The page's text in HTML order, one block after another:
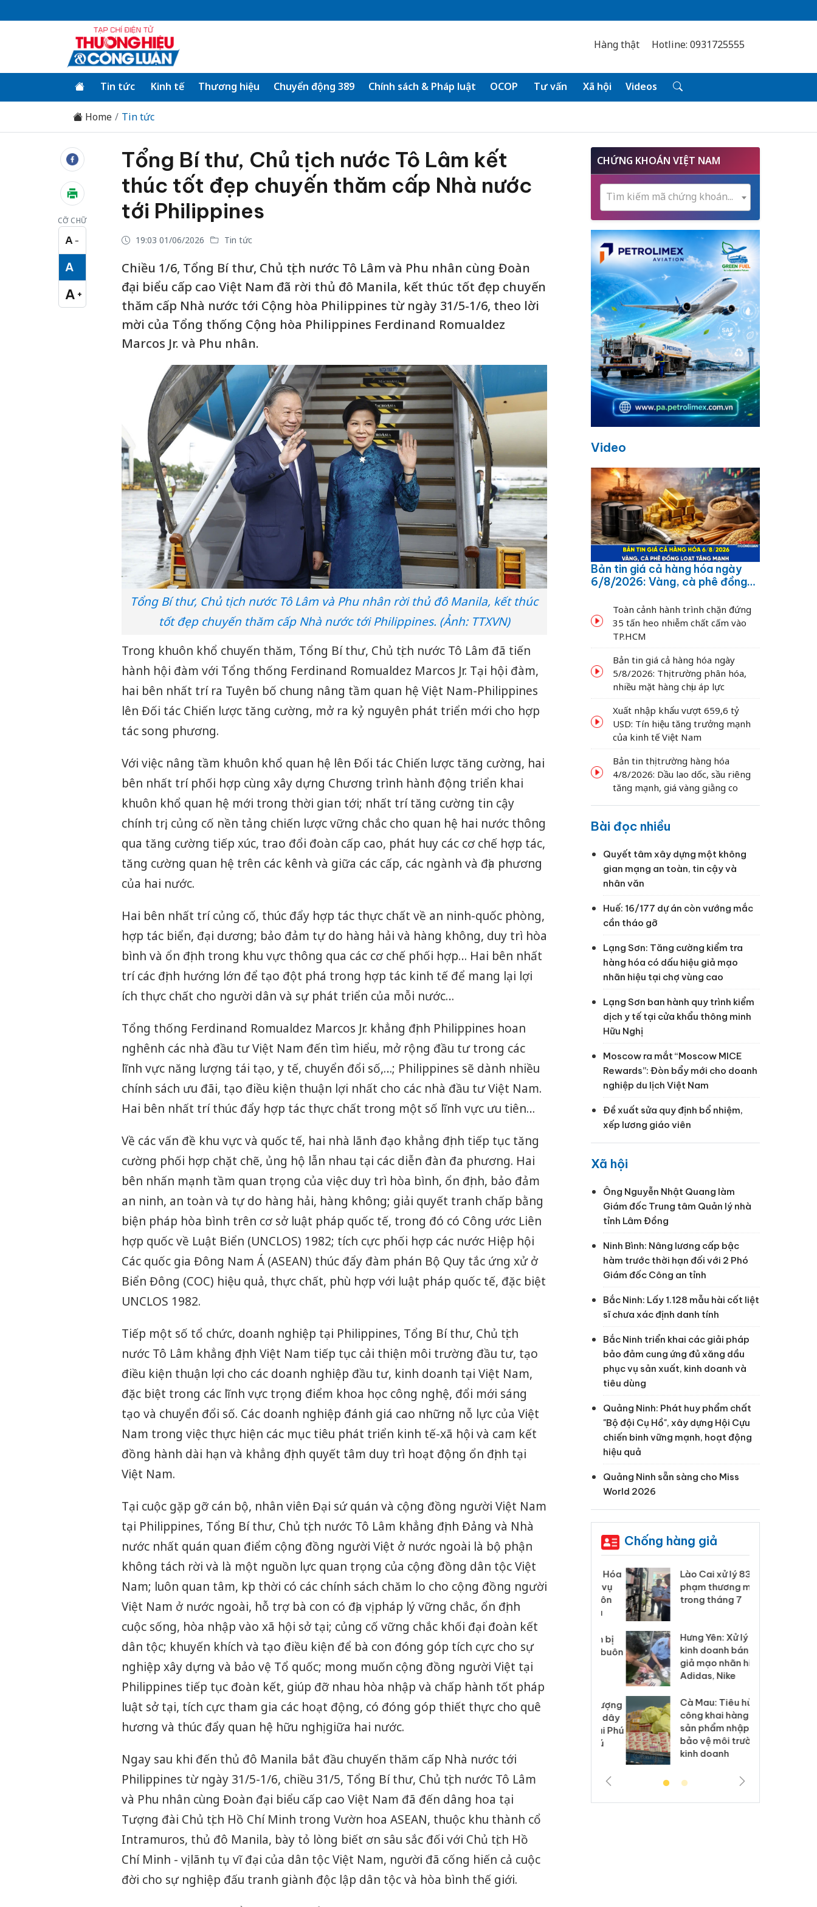
Hàng thật Hotline: 0931725555
Tin tức Kinh tế Thương hiệu Chuyển động 389 Chính sách & Pháp luật OCOP Tư vấn Xã hội Videos
Home Tin tức
CỠ CHỮ
A −
Cỡ chữ nhỏ
A
Cỡ chữ vừa
A +
Cỡ chữ lớn
Tổng Bí thư, Chủ tịch nước Tô Lâm kết
thúc tốt đẹp chuyến thăm cấp Nhà nước
tới Philippines
19:03 01/06/2026 Tin tức
Chiều 1/6, Tổng Bí thư, Chủ tịch nước Tô Lâm và Phu nhân cùng Đoàn
đại biểu cấp cao Việt Nam đã rời thủ đô Manila, kết thúc tốt đẹp chuyến
thăm cấp Nhà nước tới Cộng hòa Philippines từ ngày 31/5-1/6, theo lời
mời của Tổng thống Cộng hòa Philippines Ferdinand Romualdez
Marcos Jr. và Phu nhân.
Tổng Bí thư, Chủ tịch nước Tô Lâm và Phu nhân rời thủ đô Manila, kết thúc
tốt đẹp chuyến thăm cấp Nhà nước tới Philippines. (Ảnh: TTXVN)
Trong khuôn khổ chuyến thăm, Tổng Bí thư, Chủ tịch nước Tô Lâm đã tiến
hành hội đàm với Tổng thống Ferdinand Romualdez Marcos Jr. Tại hội đàm,
hai bên nhất trí ra Tuyên bố chung nâng tầm quan hệ Việt Nam-Philippines
lên Đối tác Chiến lược tăng cường, mở ra kỷ nguyên phát triển mới cho hợp
tác song phương.
Với việc nâng tầm khuôn khổ quan hệ lên Đối tác Chiến lược tăng cường, hai
bên nhất trí phối hợp cùng xây dựng Chương trình hành động triển khai
khuôn khổ quan hệ mới trong thời gian tới; nhất trí tăng cường tin cậy
chính trị, củng cố nền tảng chiến lược vững chắc cho quan hệ hai nước thông
qua tăng cường tiếp xúc, trao đổi đoàn cấp cao, phát huy các cơ chế hợp tác,
tăng cường quan hệ trên các kênh và giữa các cấp, các ngành và địa phương
của hai nước.
Hai bên nhất trí củng cố, thúc đẩy hợp tác thực chất về an ninh-quốc phòng,
hợp tác biển, đại dương; bảo đảm tự do hàng hải và hàng không, duy trì hòa
bình và ổn định trong khu vực thông qua các cơ chế phối hợp… Hai bên nhất
trí các định hướng lớn để tạo đột phá trong hợp tác kinh tế để mang lại lợi
ích thực chất cho người dân và sự phát triển của mỗi nước…
Tổng thống Ferdinand Romualdez Marcos Jr. khẳng định Philippines hoan
nghênh các nhà đầu tư Việt Nam đến tìm hiểu, mở rộng đầu tư trong các
lĩnh vực năng lượng tái tạo, y tế, chuyển đổi số,…; Philippines sẽ dành nhiều
chính sách ưu đãi, tạo điều kiện thuận lợi nhất cho các nhà đầu tư Việt Nam.
Hai bên nhất trí thúc đẩy hợp tác thực chất trong một số lĩnh vực ưu tiên…
Về các vấn đề khu vực và quốc tế, hai nhà lãnh đạo khẳng định tiếp tục tăng
cường phối hợp chặt chẽ, ủng hộ lẫn nhau tại các diễn đàn đa phương. Hai
bên nhấn mạnh tầm quan trọng của việc duy trì hòa bình, ổn định, bảo đảm
an ninh, an toàn và tự do hàng hải, hàng không; giải quyết tranh chấp bằng
biện pháp hòa bình trên cơ sở luật pháp quốc tế, trong đó có Công ước Liên
hợp quốc về Luật Biển (UNCLOS) 1982; tích cực phối hợp các nước Hiệp hội
Các quốc gia Đông Nam Á (ASEAN) thúc đẩy đàm phán Bộ Quy tắc ứng xử ở
Biển Đông (COC) hiệu quả, thực chất, phù hợp với luật pháp quốc tế, đặc biệt
UNCLOS 1982.
Tiếp một số tổ chức, doanh nghiệp tại Philippines, Tổng Bí thư, Chủ tịch
nước Tô Lâm khẳng định Việt Nam tiếp tục cải thiện môi trường đầu tư, tạo
điều kiện thuận lợi cho các doanh nghiệp đầu tư, kinh doanh tại Việt Nam,
đặc biệt trong các lĩnh vực trọng điểm khoa học công nghệ, đổi mới sáng
tạo và chuyển đổi số. Các doanh nghiệp đánh giá cao những nỗ lực của Việt
Nam trong việc thực hiện các mục tiêu phát triển kinh tế-xã hội và cam kết
đồng hành dài hạn và khẳng định quyết tâm duy trì hoạt động ổn định tại
Việt Nam.
Tại cuộc gặp gỡ cán bộ, nhân viên Đại sứ quán và cộng đồng người Việt Nam
tại Philippines, Tổng Bí thư, Chủ tịch nước Tô Lâm khẳng định Đảng và Nhà
nước nhất quán quan điểm cộng đồng người Việt ở nước ngoài là bộ phận
không tách rời và là một nguồn lực quan trọng của cộng đồng dân tộc Việt
Nam; luôn quan tâm, kịp thời có các chính sách chăm lo cho cộng đồng người
Việt Nam ở nước ngoài, hỗ trợ bà con có địa vị pháp lý vững chắc, ổn định
cuộc sống, hòa nhập vào xã hội sở tại; củng cố vững chắc khối đại đoàn kết
dân tộc; khuyến khích và tạo điều kiện để bà con đóng góp tích cực cho sự
nghiệp xây dựng và bảo vệ Tổ quốc; mong muốn cộng đồng người Việt tại
Philippines tiếp tục đoàn kết, giúp đỡ nhau hòa nhập và chấp hành tốt pháp
luật sở tại, tích cực tham gia các hoạt động, có đóng góp thiết thực cho quê
hương và thúc đẩy quan hệ hữu nghị giữa hai nước.
Ngay sau khi đến thủ đô Manila bắt đầu chuyến thăm cấp Nhà nước tới
Philippines từ ngày 31/5-1/6, chiều 31/5, Tổng Bí thư, Chủ tịch nước Tô Lâm
và Phu nhân cùng Đoàn đại biểu cấp cao Việt Nam đã đến dâng hoa tại
Tượng đài Chủ tịch Hồ Chí Minh trong Vườn hoa ASEAN, thuộc khu thành cổ
Intramuros, thủ đô Manila, bày tỏ lòng biết ơn sâu sắc đối với Chủ tịch Hồ
Chí Minh - vị lãnh tụ vĩ đại của dân tộc Việt Nam, người đã cống hiến cả cuộc
đời cho sự nghiệp đấu tranh giành độc lập dân tộc và hòa bình thế giới.
CHỨNG KHOÁN VIỆT NAM
Tìm kiếm mã chứng khoán...
Video
Bản tin giá cả hàng hóa ngày
6/8/2026: Vàng, cà phê đồng
Toàn cảnh hành trình chặn đứng
35 tấn heo nhiễm chất cấm vào
TP.HCM
Bản tin giá cả hàng hóa ngày
5/8/2026: Thị trường phân hóa,
nhiều mặt hàng chịu áp lực
Xuất nhập khẩu vượt 659,6 tỷ
USD: Tín hiệu tăng trưởng mạnh
của kinh tế Việt Nam
Bản tin thị trường hàng hóa
4/8/2026: Dầu lao dốc, sầu riêng
tăng mạnh, giá vàng giằng co
Bài đọc nhiều
Quyết tâm xây dựng một không
gian mạng an toàn, tin cậy và
nhân văn
Huế: 16/177 dự án còn vướng mắc
cần tháo gỡ
Lạng Sơn: Tăng cường kiểm tra
hàng hóa có dấu hiệu giả mạo
nhãn hiệu tại chợ vùng cao
Lạng Sơn ban hành quy trình kiểm
dịch y tế tại cửa khẩu thông minh
Hữu Nghị
Moscow ra mắt “Moscow MICE
Rewards”: Đòn bẩy mới cho doanh
nghiệp du lịch Việt Nam
Đề xuất sửa quy định bổ nhiệm,
xếp lương giáo viên
Xã hội
Ông Nguyễn Nhật Quang làm
Giám đốc Trung tâm Quản lý nhà
tỉnh Lâm Đồng
Ninh Bình: Nâng lương cấp bậc
hàm trước thời hạn đối với 2 Phó
Giám đốc Công an tỉnh
Bắc Ninh: Lấy 1.128 mẫu hài cốt liệt
sĩ chưa xác định danh tính
Bắc Ninh triển khai các giải pháp
bảo đảm cung ứng đủ xăng dầu
phục vụ sản xuất, kinh doanh và
tiêu dùng
Quảng Ninh: Phát huy phẩm chất
"Bộ đội Cụ Hồ", xây dựng Hội Cựu
chiến binh vững mạnh, hoạt động
hiệu quả
Quảng Ninh sẵn sàng cho Miss
World 2026
Chống hàng giả
Công an Thanh Hóa
tìm bị hại trong vụ
án sản xuất, buôn
bán yến sào giả
hại trong vụ án buôn
bán bình sữa
An Giang: Đối tượng
chủ mưu đường dây
Lào Cai xử lý 83 vụ vi
phạm thương mại
trong tháng 7
Hưng Yên: Xử lý 6 hộ
kinh doanh bán hàng
giả mạo nhãn hiệu
Adidas, Nike
Cà Mau: Tiêu hủy
công khai hàng ngàn
sản phẩm nhập lậu,
bảo vệ môi trường
kinh doanh